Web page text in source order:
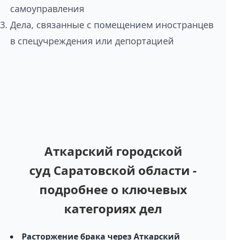
самоуправления
Дела, связанные с помещением иностранцев
в спецучреждения или депортацией
Аткарский городской
суд Саратовской области -
подробнее о ключевых
категориях дел
Расторжение брака через Аткарский